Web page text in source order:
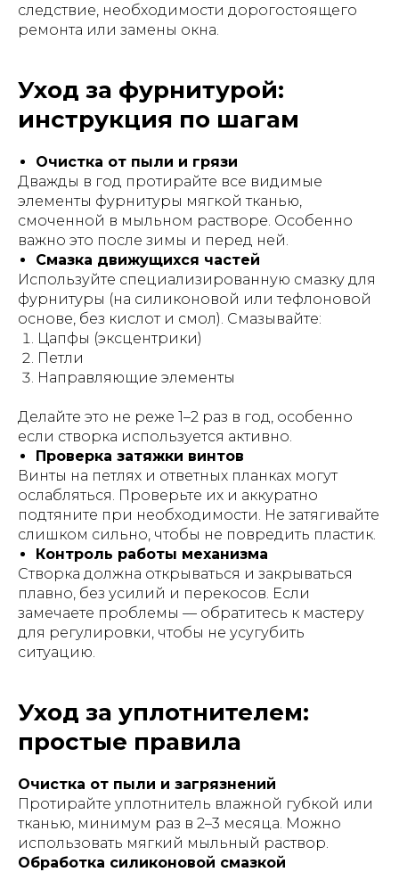
следствие, необходимости дорогостоящего
ремонта или замены окна.
Уход за фурнитурой:
инструкция по шагам
Очистка от пыли и грязи
Дважды в год протирайте все видимые
элементы фурнитуры мягкой тканью,
смоченной в мыльном растворе. Особенно
важно это после зимы и перед ней.
Смазка движущихся частей
Используйте специализированную смазку для
фурнитуры (на силиконовой или тефлоновой
основе, без кислот и смол). Смазывайте:
Цапфы (эксцентрики)
Петли
Направляющие элементы
Делайте это не реже 1–2 раз в год, особенно
если створка используется активно.
Проверка затяжки винтов
Винты на петлях и ответных планках могут
ослабляться. Проверьте их и аккуратно
подтяните при необходимости. Не затягивайте
слишком сильно, чтобы не повредить пластик.
Контроль работы механизма
Створка должна открываться и закрываться
плавно, без усилий и перекосов. Если
замечаете проблемы — обратитесь к мастеру
для регулировки, чтобы не усугубить
ситуацию.
Уход за уплотнителем:
простые правила
Очистка от пыли и загрязнений
Протирайте уплотнитель влажной губкой или
тканью, минимум раз в 2–3 месяца. Можно
использовать мягкий мыльный раствор.
Обработка силиконовой смазкой